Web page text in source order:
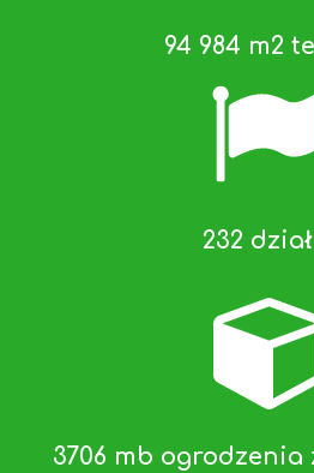
3706 mb ogrodzenia
232
94 984 m2